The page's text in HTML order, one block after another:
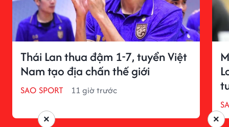
Thái Lan thua đậm 1-7, tuyển Việt
Nam tạo địa chấn thế giới
SAO SPORT 11 giờ trước
×
×